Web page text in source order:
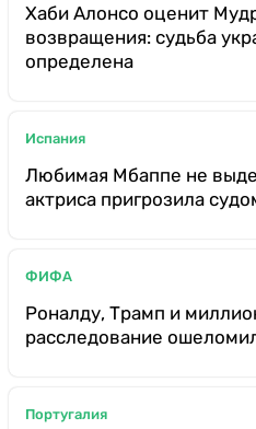
Хаби Алонсо оценит
возвращения: судьба
определена
Испания
Любимая Мбаппе не
актриса пригрозила
ФИФА
Роналду, Трамп и
расследование
Португалия